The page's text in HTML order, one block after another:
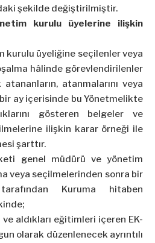
şekilde değiştirilmiştir.
kurulu üyelerine ilişkin
kurulu üyeliğine seçilenler veya
hâlinde görevlendirilenler
atanmalarını veya
ay içerisinde bu Yönetmelikte
gösteren belgeler ve
ilişkin karar örneği ile
şarttır.
genel müdürü ve yönetim
veya seçilmelerinden sonra bir
Kuruma hitaben
aldıkları eğitimleri içeren EK-
olarak düzenlenecek ayrıntılı